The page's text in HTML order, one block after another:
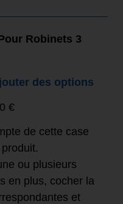
Robinets 3
des options
€
de cette case
ou plusieurs
en plus, cocher la
et